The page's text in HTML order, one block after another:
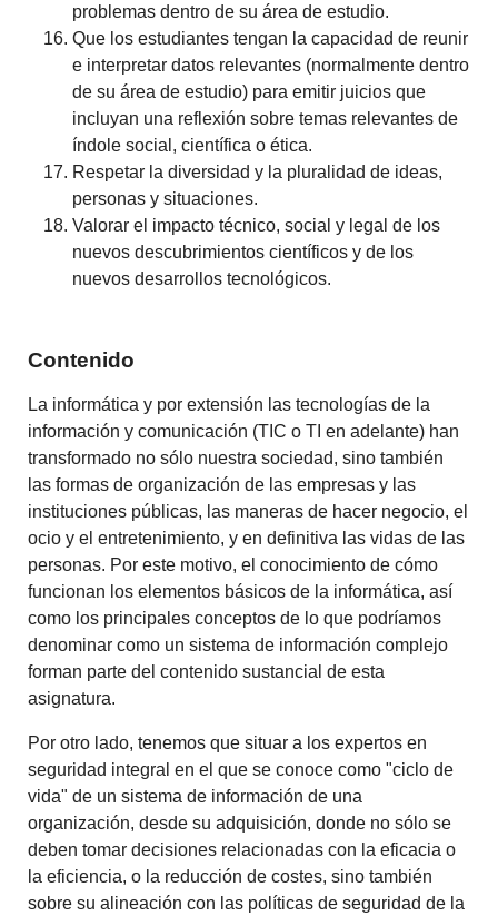
problemas dentro de su área de estudio.
Que los estudiantes tengan la capacidad de reunir
e interpretar datos relevantes (normalmente dentro
de su área de estudio) para emitir juicios que
incluyan una reflexión sobre temas relevantes de
índole social, científica o ética.
Respetar la diversidad y la pluralidad de ideas,
personas y situaciones.
Valorar el impacto técnico, social y legal de los
nuevos descubrimientos científicos y de los
nuevos desarrollos tecnológicos.
Contenido
La informática y por extensión las tecnologías de la
información y comunicación (TIC o TI en adelante) han
transformado no sólo nuestra sociedad, sino también
las formas de organización de las empresas y las
instituciones públicas, las maneras de hacer negocio, el
ocio y el entretenimiento, y en definitiva las vidas de las
personas. Por este motivo, el conocimiento de cómo
funcionan los elementos básicos de la informática, así
como los principales conceptos de lo que podríamos
denominar como un sistema de información complejo
forman parte del contenido sustancial de esta
asignatura.
Por otro lado, tenemos que situar a los expertos en
seguridad integral en el que se conoce como "ciclo de
vida" de un sistema de información de una
organización, desde su adquisición, donde no sólo se
deben tomar decisiones relacionadas con la eficacia o
la eficiencia, o la reducción de costes, sino también
sobre su alineación con las políticas de seguridad de la